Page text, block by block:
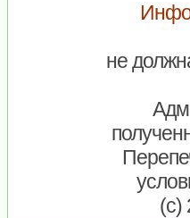
не
(c)